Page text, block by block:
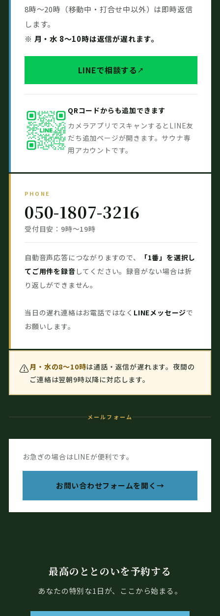
8時〜20時（移動中・打合せ中以外）は即時返信
します。
※ 月・水 8〜10時は返信が遅れます。
LINEで相談する
QRコードからも追加できます
カメラアプリでスキャンするとLINE友
だち追加ページが開きます。サウナ専
用アカウントです。
PHONE
050-1807-3216
受付目安：9時〜19時
自動音声応答につながりますので、
「1番」を選択し
てご用件を録音 してください。録音がない場合は折
り返しができません。
当日の遅れ連絡はお電話ではなく LINEメッセージで
お願いします。
⚠️月・水の8〜10時は通話・返信が遅れます。夜間の
ご連絡は翌朝9時以降に対応します。
メールフォーム
お急ぎの場合はLINEが便利です。
お問い合わせフォームを開く
最高のととのいを予約する
あなたの特別な1日が、ここから始まる。